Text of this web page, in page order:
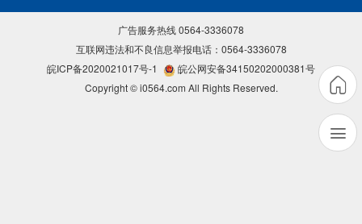
广告服务热线 0564-3336078
互联网违法和不良信息举报电话：0564-3336078
皖ICP备2020021017号-1
皖公网安备34150202000381号
Copyright © i0564.com All Rights Reserved.